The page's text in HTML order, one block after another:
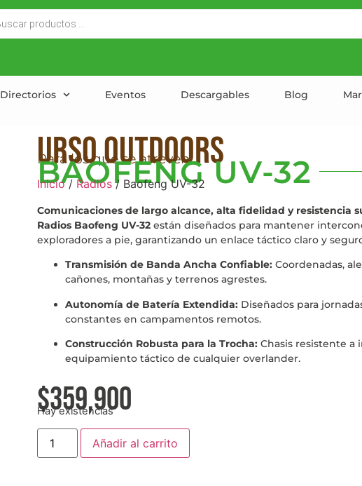
Directorios Eventos Descargables Blog
Urso outdoors
Para los que se atreven
BAOFENG UV-32
Inicio/ Radios/ Baofeng UV-32
Comunicaciones de largo alcance, alta fidelidad y resistencia
Radios Baofeng UV-32están diseñados para mantener
exploradores a pie, garantizando un enlace táctico claro y
Transmisión de Banda Ancha Confiable:Coordenadas,
cañones, montañas y terrenos agrestes.
Autonomía de Batería Extendida:Diseñados para
constantes en campamentos remotos.
Construcción Robusta para la Trocha:Chasis resistente a
equipamiento táctico de cualquier overlander.
$359,900
Hay existencias
Añadir al carrito